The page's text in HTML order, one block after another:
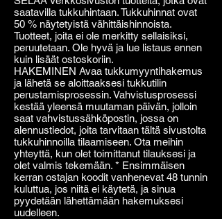
saatavilla tukkuhintaan. Tukkuhinnat ovat
50 % näytetyistä vähittäishinnoista.
Tuotteet, joita ei ole merkitty sellaisiksi,
peruutetaan. Ole hyvä ja lue listaus ennen
kuin lisäät ostoskoriin.
HAKEMINEN Avaa tukkumyyntihakemus
ja lähetä se aloittaaksesi tukkutilin
perustamisprosessin. Vahvistusprosessi
kestää yleensä muutaman päivän, jolloin
saat vahvistussähköpostin, jossa on
alennustiedot, joita tarvitaan tältä sivustolta
tukkuhinnoilla tilaamiseen. Ota meihin
yhteyttä, kun olet toimittanut tilauksesi ja
olet valmis tekemään. * Ensimmäisen
kerran ostajan koodit vanhenevat 48 tunnin
kuluttua, jos niitä ei käytetä, ja sinua
pyydetään lähettämään hakemuksesi
uudelleen.